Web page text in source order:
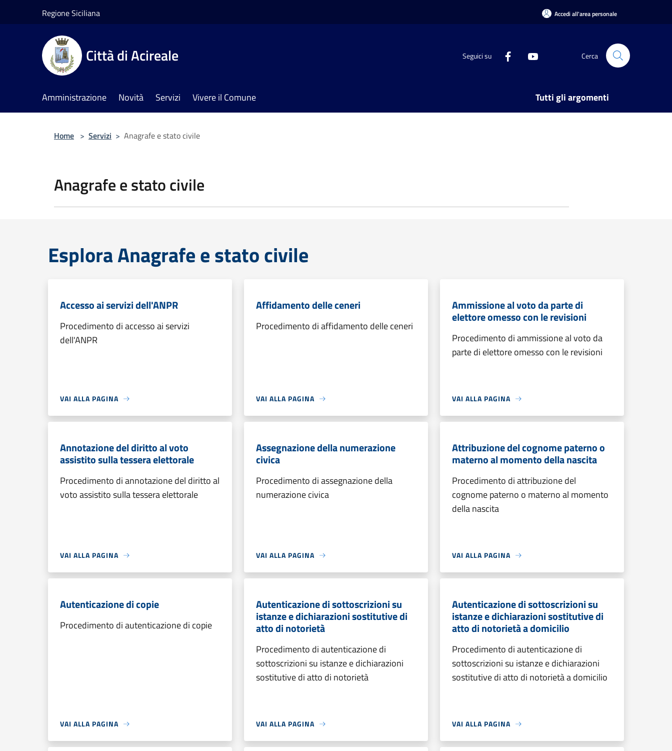
Regione Siciliana Accedi all'area personale
Città di Acireale Seguici su Cerca
Amministrazione Novità Servizi Vivere il Comune Tutti gli argomenti
Home > Servizi > Anagrafe e stato civile
Anagrafe e stato civile
Esplora Anagrafe e stato civile
Accesso ai servizi dell'ANPR
Procedimento di accesso ai servizi
dell'ANPR
VAI ALLA PAGINA
Affidamento delle ceneri
Procedimento di affidamento delle ceneri
VAI ALLA PAGINA
Ammissione al voto da parte di
elettore omesso con le revisioni
Procedimento di ammissione al voto da
parte di elettore omesso con le revisioni
VAI ALLA PAGINA
Annotazione del diritto al voto
assistito sulla tessera elettorale
Procedimento di annotazione del diritto al
voto assistito sulla tessera elettorale
VAI ALLA PAGINA
Assegnazione della numerazione
civica
Procedimento di assegnazione della
numerazione civica
VAI ALLA PAGINA
Attribuzione del cognome paterno o
materno al momento della nascita
Procedimento di attribuzione del
cognome paterno o materno al momento
della nascita
VAI ALLA PAGINA
Autenticazione di copie
Procedimento di autenticazione di copie
VAI ALLA PAGINA
Autenticazione di sottoscrizioni su
istanze e dichiarazioni sostitutive di
atto di notorietà
Procedimento di autenticazione di
sottoscrizioni su istanze e dichiarazioni
sostitutive di atto di notorietà
VAI ALLA PAGINA
Autenticazione di sottoscrizioni su
istanze e dichiarazioni sostitutive di
atto di notorietà a domicilio
Procedimento di autenticazione di
sottoscrizioni su istanze e dichiarazioni
sostitutive di atto di notorietà a domicilio
VAI ALLA PAGINA